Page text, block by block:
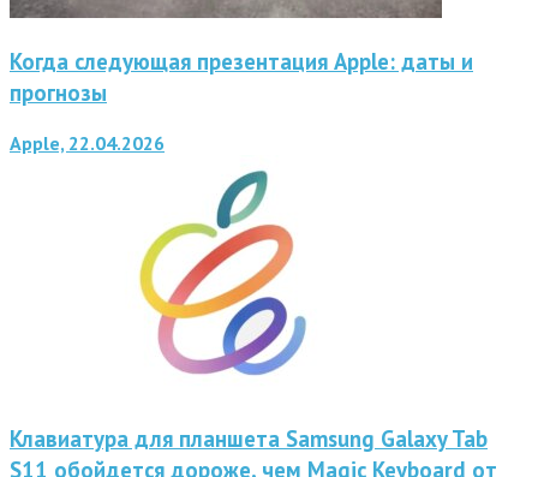
Когда следующая презентация Apple: даты и
прогнозы
Apple, 22.04.2026
Клавиатура для планшета Samsung Galaxy Tab
S11 обойдется дороже, чем Magic Keyboard от